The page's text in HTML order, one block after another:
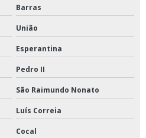
Barras
União
Esperantina
Pedro II
São Raimundo Nonato
Luís Correia
Cocal